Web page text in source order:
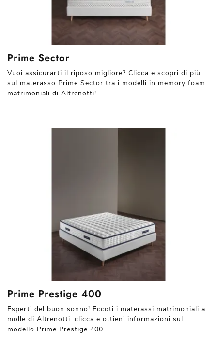
Prime Sector
Vuoi assicurarti il riposo migliore? Clicca e scopri di più
sul materasso Prime Sector tra i modelli in memory foam
matrimoniali di Altrenotti!
Prime Prestige 400
Esperti del buon sonno! Eccoti i materassi matrimoniali a
molle di Altrenotti: clicca e ottieni informazioni sul
modello Prime Prestige 400.